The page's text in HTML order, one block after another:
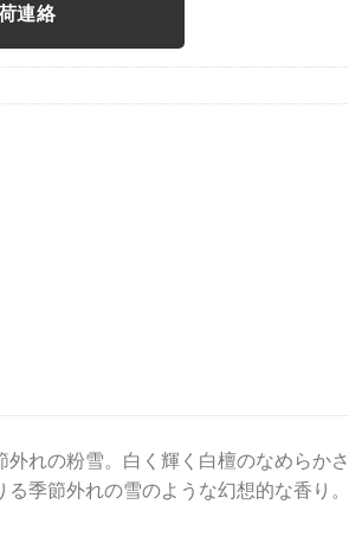
連絡
れの粉雪。白く輝く白檀のなめらか
季節外れの雪のような幻想的な香り。